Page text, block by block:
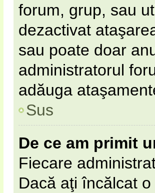
forum, grup, sau
dezactivat
sau poate doar
administratorul
adăuga
Sus
De ce am primit
Fiecare
Dacă aţi încălcat